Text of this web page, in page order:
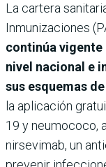
La cartera
Inmunizaciones
continúa
nivel nacional e
sus esquemas
la aplicación
19 y neumococo,
nirsevimab, un